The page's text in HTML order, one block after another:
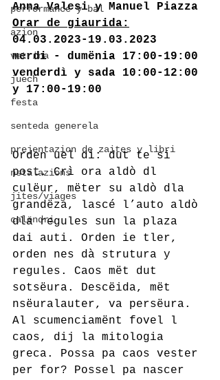
performance y bal
azion
vetrina
juech
festa
senteda generela
prejentazion de zaites y libri
nstalazions
jites/viages
calëndri
Anna Valesi y Manuel Piazza
Orar de giaurida:
04.03.2023-19.03.2023
merdi - dumënia 17:00-19:00
venderdì y sada 10:00-12:00
y 17:00-19:00
Orden uel dì: dut te si
post. Crì ora aldò dl
culëur, mëter su aldò dla
grandëza, lascé l’auto aldò
dla regules sun la plaza
dai auti. Orden ie tler,
orden nes dà strutura y
regules. Caos mët dut
sotsëura. Descëida, mët
nsëuralauter, va persëura.
Al scumenciamënt fovel l
caos, dij la mitologia
greca. Possa pa caos vester
per for? Possel pa nascer